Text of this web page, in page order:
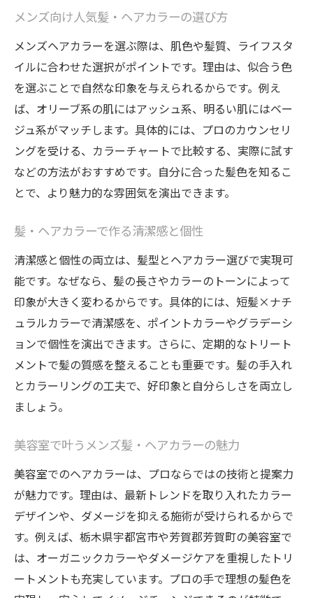
メンズ向け人気髪・ヘアカラーの選び方
メンズヘアカラーを選ぶ際は、肌色や髪質、ライフスタ
イルに合わせた選択がポイントです。理由は、似合う色
を選ぶことで自然な印象を与えられるからです。例え
ば、オリーブ系の肌にはアッシュ系、明るい肌にはベー
ジュ系がマッチします。具体的には、プロのカウンセリ
ングを受ける、カラーチャートで比較する、実際に試す
などの方法がおすすめです。自分に合った髪色を知るこ
とで、より魅力的な雰囲気を演出できます。
髪・ヘアカラーで作る清潔感と個性
清潔感と個性の両立は、髪型とヘアカラー選びで実現可
能です。なぜなら、髪の長さやカラーのトーンによって
印象が大きく変わるからです。具体的には、短髪×ナチ
ュラルカラーで清潔感を、ポイントカラーやグラデーシ
ョンで個性を演出できます。さらに、定期的なトリート
メントで髪の質感を整えることも重要です。髪の手入れ
とカラーリングの工夫で、好印象と自分らしさを両立し
ましょう。
美容室で叶うメンズ髪・ヘアカラーの魅力
美容室でのヘアカラーは、プロならではの技術と提案力
が魅力です。理由は、最新トレンドを取り入れたカラー
デザインや、ダメージを抑える施術が受けられるからで
す。例えば、栃木県宇都宮市や芳賀郡芳賀町の美容室で
は、オーガニックカラーやダメージケアを重視したトリ
ートメントも充実しています。プロの手で理想の髪色を